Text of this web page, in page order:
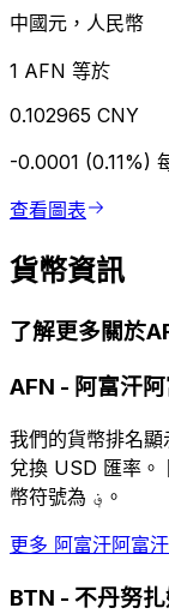
中國元，人民幣
1 AFN 等於
0.102965 CNY
-0.0001 (0.11%)
查看圖表
貨幣資訊
了解更多關於
AFN - 阿富汗
我們的貨幣排名
兌換 USD 匯率。
幣符號為 ؋。
更多 阿富汗阿富
BTN - 不丹努